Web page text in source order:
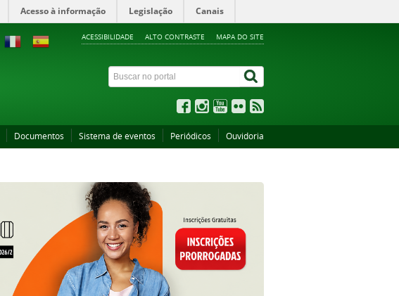
Acesso à informação Legislação Canais
ACESSIBILIDADE ALTO CONTRASTE MAPA DO SITE
Documentos Sistema de eventos Periódicos Ouvidoria